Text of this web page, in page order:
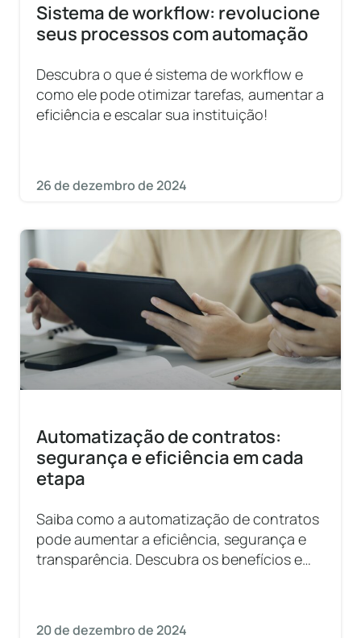
Sistema de workflow: revolucione
seus processos com automação
Descubra o que é sistema de workflow e
como ele pode otimizar tarefas, aumentar a
eficiência e escalar sua instituição!
26 de dezembro de 2024
Automatização de contratos:
segurança e eficiência em cada
etapa
Saiba como a automatização de contratos
pode aumentar a eficiência, segurança e
transparência. Descubra os benefícios e
20 de dezembro de 2024